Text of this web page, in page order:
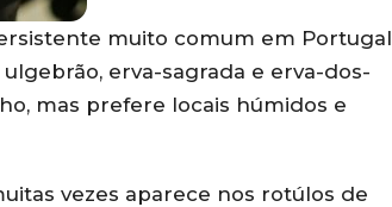
muito comum em Portugal
erva-sagrada e erva-dos-
mas prefere locais húmidos e
vezes aparece nos rotúlos de